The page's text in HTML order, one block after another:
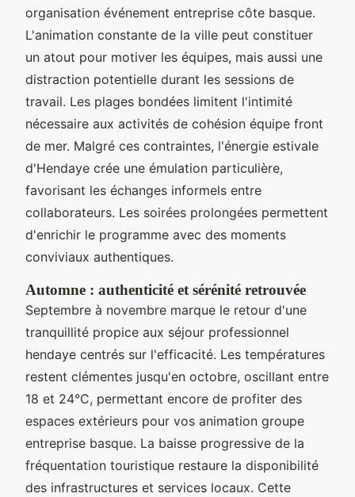
organisation événement entreprise côte basque.
L'animation constante de la ville peut constituer
un atout pour motiver les équipes, mais aussi une
distraction potentielle durant les sessions de
travail. Les plages bondées limitent l'intimité
nécessaire aux activités de cohésion équipe front
de mer. Malgré ces contraintes, l'énergie estivale
d'Hendaye crée une émulation particulière,
favorisant les échanges informels entre
collaborateurs. Les soirées prolongées permettent
d'enrichir le programme avec des moments
conviviaux authentiques.
Automne : authenticité et sérénité retrouvée
Septembre à novembre marque le retour d'une
tranquillité propice aux séjour professionnel
hendaye centrés sur l'efficacité. Les températures
restent clémentes jusqu'en octobre, oscillant entre
18 et 24°C, permettant encore de profiter des
espaces extérieurs pour vos animation groupe
entreprise basque. La baisse progressive de la
fréquentation touristique restaure la disponibilité
des infrastructures et services locaux. Cette